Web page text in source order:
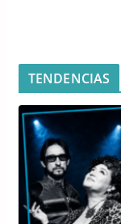
TENDENCIAS